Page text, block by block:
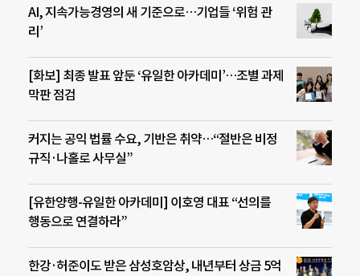
AI, 지속가능경영의 새 기준으로…기업들 ‘위험 관
리’
[화보] 최종 발표 앞둔 ‘유일한 아카데미’…조별 과제
막판 점검
커지는 공익 법률 수요, 기반은 취약…“절반은 비정
규직·나홀로 사무실”
[유한양행-유일한 아카데미] 이호영 대표 “선의를
행동으로 연결하라”
한강·허준이도 받은 삼성호암상, 내년부터 상금 5억